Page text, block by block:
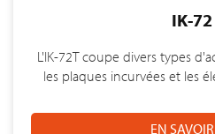
IK-72
L'IK-72T coupe divers types
les plaques incurvées et les
EN